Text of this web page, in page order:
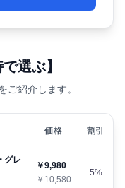
選ぶ】
ご紹介します。
価格 割引
グレ
￥9,980
￥10,580
5%